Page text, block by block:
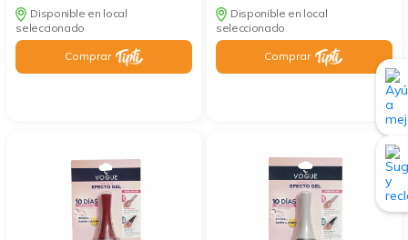
Disponible en local
seleccionado
Comprar
Disponible en local
seleccionado
Comprar